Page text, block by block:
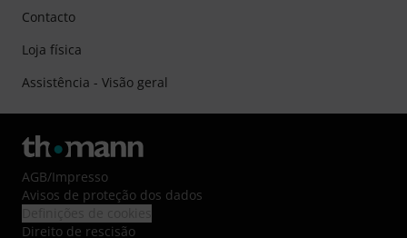
Contacto
Loja física
Assistência - Visão geral
AGB/Impresso
Avisos de proteção dos dados
Direito de rescisão